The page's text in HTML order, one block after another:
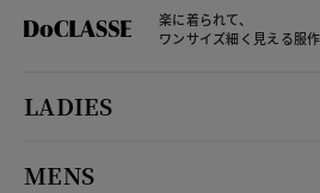
楽に着られて、
ワンサイズ細く見える服
LADIES
MENS